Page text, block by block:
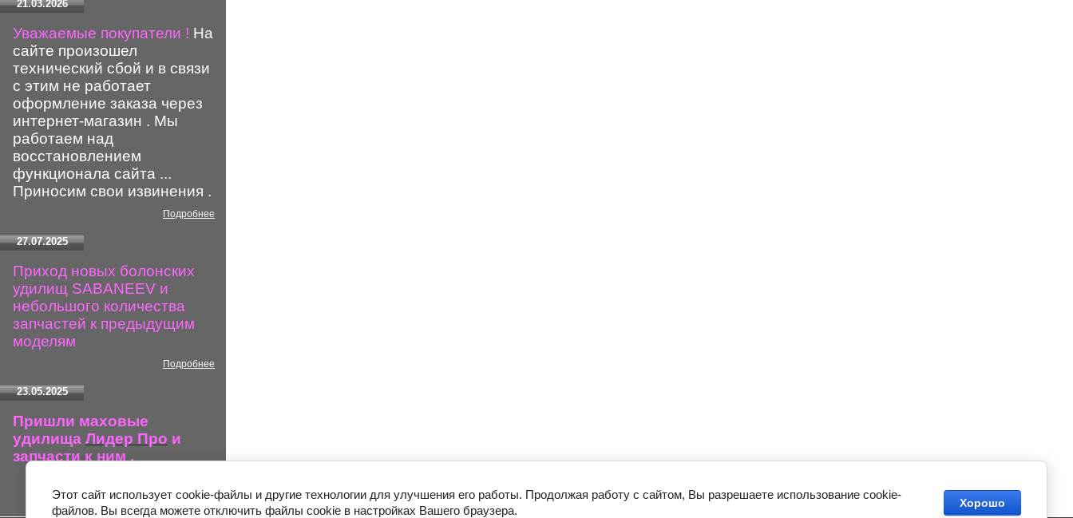
21.03.2026
Уважаемые покупатели ! На
сайте произошел
технический сбой и в связи
с этим не работает
оформление заказа через
интернет-магазин . Мы
работаем над
восстановлением
функционала сайта ...
Приносим свои извинения .
Подробнее
27.07.2025
Приход новых болонских
удилищ SABANEEV и
небольшого количества
запчастей к предыдущим
моделям
Подробнее
23.05.2025
Пришли маховые
удилища Лидер Про и
запчасти к ним .
Этот сайт использует cookie-файлы и другие технологии для улучшения его работы. Продолжая работу с сайтом, Вы разрешаете использование cookie-
файлов. Вы всегда можете отключить файлы cookie в настройках Вашего браузера.
Хорошо